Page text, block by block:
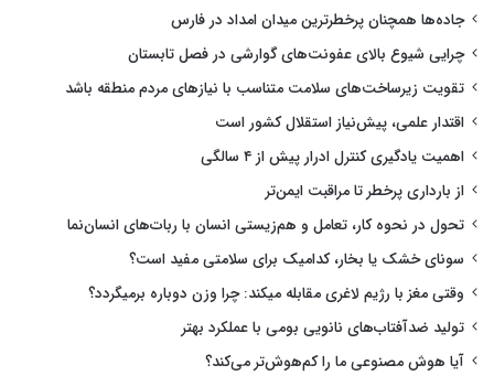
جاده‌ها همچنان پرخطرترین میدان امداد در فارس
چرایی شیوع بالای عفونت‌های گوارشی در فصل تابستان
تقویت زیرساخت‌های سلامت متناسب با نیازهای مردم منطقه باشد
اقتدار علمی، پیش‌نیاز استقلال کشور است
اهمیت یادگیری کنترل ادرار پیش از ۴ سالگی
از بارداری پرخطر تا مراقبت ایمن‌تر
تحول در نحوه کار، تعامل و هم‌زیستی انسان با ربات‌های انسان‌نما
سونای خشک یا بخار، کدامیک برای سلامتی مفید است؟
وقتی مغز با رژیم لاغری مقابله میکند: چرا وزن دوباره برمیگردد؟
تولید ضدآفتاب‌های نانویی بومی با عملکرد بهتر
آیا هوش مصنوعی ما را کم‌هوش‌تر می‌کند؟